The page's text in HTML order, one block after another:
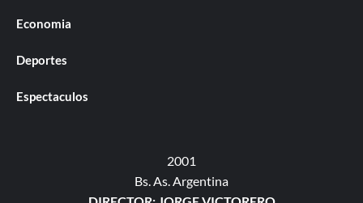
Economia
Deportes
Espectaculos
2001
Bs. As. Argentina